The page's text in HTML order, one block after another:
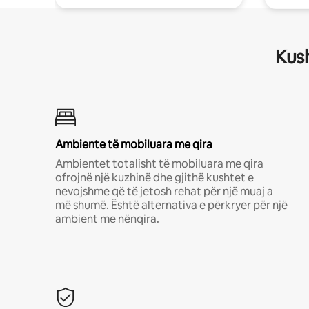
Ambiente të mobiluara me qira
Ambientet totalisht të mobiluara me qira
ofrojnë një kuzhinë dhe gjithë kushtet e
nevojshme që të jetosh rehat për një muaj a
më shumë. Është alternativa e përkryer për një
ambient me nënqira.